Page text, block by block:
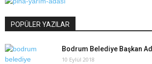
POPÜLER YAZILAR
Bodrum Belediye Başkan
10 Eylül 2018